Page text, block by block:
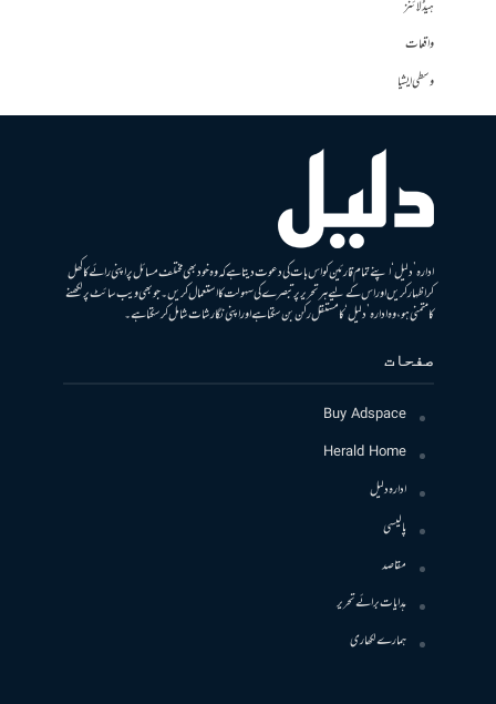
ہیڈلائنز
واقعات
وسطی ایشیا
ادارہ ’دلیل‘ اپنے تمام قارئین کو اس بات کی دعوت دیتا ہے کہ وہ خود بھی مختلف مسائل پر اپنی رائے کا کھل
کر اظہار کریں اور اس کے لیے ہر تحریر پر تبصرے کی سہولت کا استعمال کریں۔ جو بھی ویب سائٹ پر لکھنے
کا متمنی ہو، وہ ادارہ ’دلیل‘ کا مستقل رکن بن سکتا ہے اور اپنی نگارشات شامل کرسکتا ہے۔
صفحات
Buy Adspace
Herald Home
ادارہ دلیل
پالیسی
مقاصد
ہدایات برائے تحریر
ہمارے لکھاری